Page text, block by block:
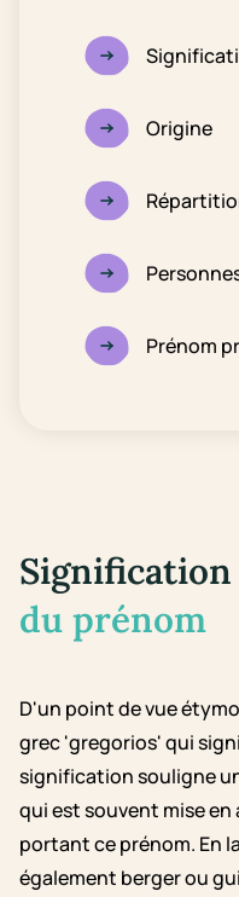
Origine
Prénom
du prénom
D'un point de vue
grec 'gregorios' qui
signification souligne
qui est souvent mise
portant ce prénom. En
également berger ou